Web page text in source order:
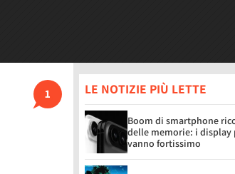
1 LE NOTIZIE PIÙ LETTE
Boom di smartphone
delle memorie: i display
vanno fortissimo